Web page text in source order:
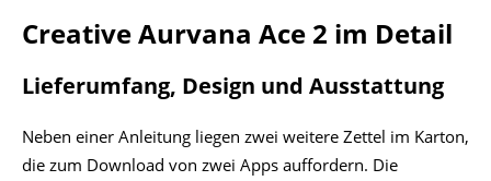
Creative Aurvana Ace 2 im Detail
Lieferumfang, Design und Ausstattung
Neben einer Anleitung liegen zwei weitere Zettel im Karton,
die zum Download von zwei Apps auffordern. Die